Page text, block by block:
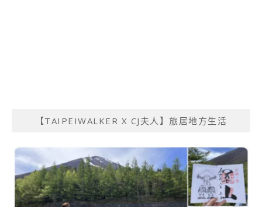
【TAIPEIWALKER X CJ夫人】旅居地方生活